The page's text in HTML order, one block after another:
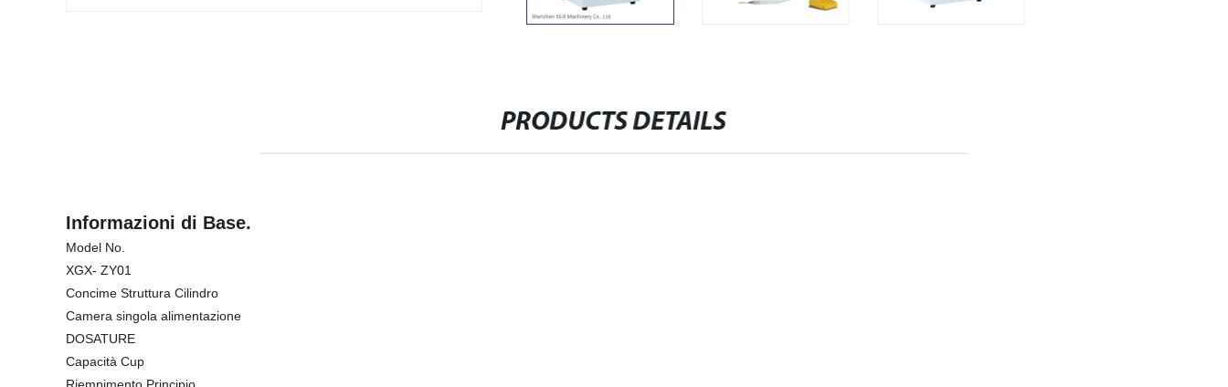
PRODUCTS DETAILS
Informazioni di Base.
Model No.
XGX- ZY01
Concime Struttura Cilindro
Camera singola alimentazione
DOSATURE
Capacità Cup